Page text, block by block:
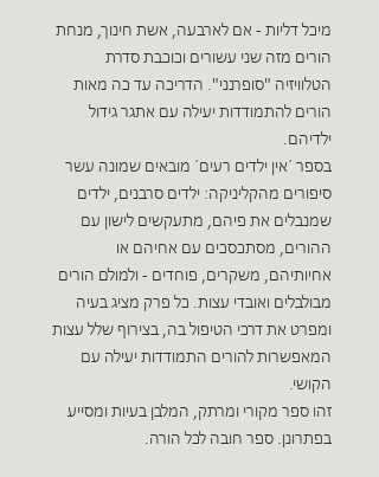
מיכל דליות - אם לארבעה, אשת חינוך, מנחת
הורים מזה שני עשורים וכוכבת סדרת
הטלוויזיה "סופרנני". הדריכה עד כה מאות
הורים להתמודדות יעילה עם אתגר גידול
ילדיהם.
בספר ´אין ילדים רעים´ מובאים שמונה עשר
סיפורים מהקליניקה: ילדים סרבנים, ילדים
שמנבלים את פיהם, מתעקשים לישון עם
ההורים, מסתכסכים עם אחיהם או
אחיותיהם, משקרים, פוחדים - ולמולם הורים
מבולבלים ואובדי עצות. כל פרק מציג בעיה
ומפרט את דרכי הטיפול בה, בצירוף שלל עצות
המאפשרות להורים התמודדות יעילה עם
הקושי.
זהו ספר מקורי ומרתק, המלבן בעיות ומסייע
בפתרונן. ספר חובה לכל הורה.